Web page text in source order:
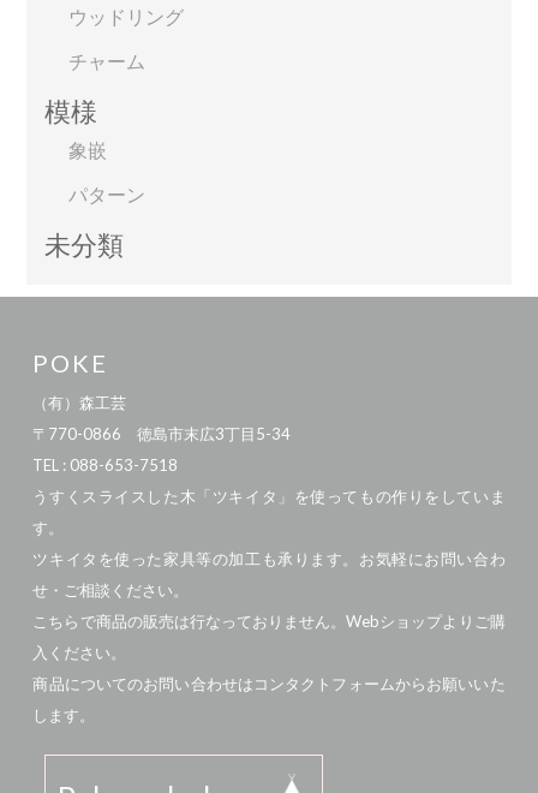
ウッドリング
チャーム
模様
象嵌
パターン
未分類
POKE
（有）森工芸
〒770-0866 徳島市末広3丁目5-34
TEL : 088-653-7518
うすくスライスした木「ツキイタ」を使ってもの作りをしていま
す。
ツキイタを使った家具等の加工も承ります。お気軽にお問い合わ
せ・ご相談ください。
こちらで商品の販売は行なっておりません。Webショップよりご購
入ください。
商品についてのお問い合わせはコンタクトフォームからお願いいた
します。